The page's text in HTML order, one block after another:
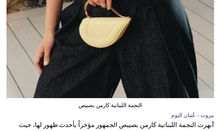
النجمة اللبنانية كارمن بصيبص
بيروت - عُمان اليوم
أبهرت النجمة اللبنانية كارمن بصيبص الجمهور مؤخراً بأحدث ظهور لها، حيث